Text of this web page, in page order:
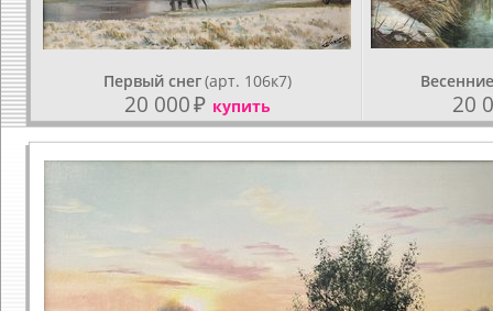
Первый снег(арт. 106к7)
20 000₽ купить 20